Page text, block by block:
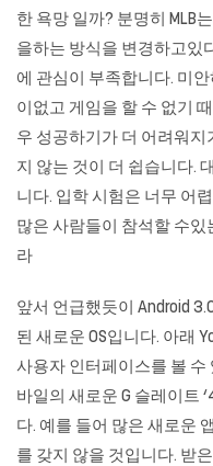
한 욕망 일까? 분명히 MLB
을하는 방식을 변경하고있
에 관심이 부족합니다. 미
이없고 게임을 할 수 없기
우 성공하기가 더 어려워
지 않는 것이 더 쉽습니다.
니다. 입학 시험은 너무 어
많은 사람들이 참석할 수
라
앞서 언급했듯이 Android
된 새로운 OS입니다. 아래
사용자 인터페이스를 볼 수
바일의 새로운 G 슬레이트
다. 예를 들어 많은 새로운
를 갖지 않을 것입니다. 받